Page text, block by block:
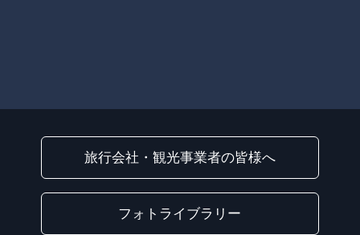
旅行会社・観光事業者の皆様へ
フォトライブラリー